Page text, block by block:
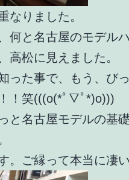
なりました。
何と名古屋のモデル
高松に見えました。
った事で、もう、びっ
！笑(((o(*ﾟ▽ﾟ*)o)))
と名古屋モデルの基
。ご縁って本当に凄い